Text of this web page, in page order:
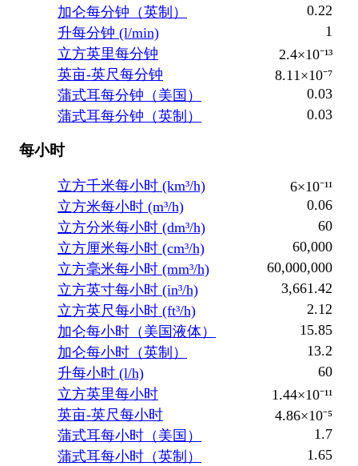
加仑每分钟（英制）
0.22
升每分钟 (l/min)
1
立方英里每分钟
2.4×10⁻¹³
英亩-英尺每分钟
8.11×10⁻⁷
蒲式耳每分钟（美国）
0.03
蒲式耳每分钟（英制）
0.03
每小时
立方千米每小时 (km³/h)
6×10⁻¹¹
立方米每小时 (m³/h)
0.06
立方分米每小时 (dm³/h)
60
立方厘米每小时 (cm³/h)
60,000
立方毫米每小时 (mm³/h)
60,000,000
立方英寸每小时 (in³/h)
3,661.42
立方英尺每小时 (ft³/h)
2.12
加仑每小时（美国液体）
15.85
加仑每小时（英制）
13.2
升每小时 (l/h)
60
立方英里每小时
1.44×10⁻¹¹
英亩-英尺每小时
4.86×10⁻⁵
蒲式耳每小时（美国）
1.7
蒲式耳每小时（英制）
1.65